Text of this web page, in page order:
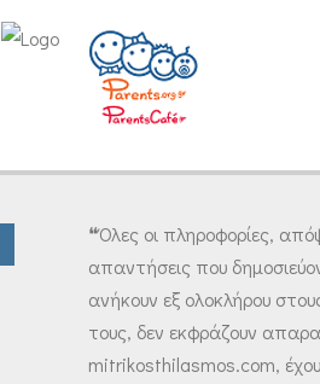
❝Όλες οι πληροφορίες,
απαντήσεις που
ανήκουν εξ ολοκλήρου
τους, δεν εκφράζουν
mitrikosthilasmos.com,